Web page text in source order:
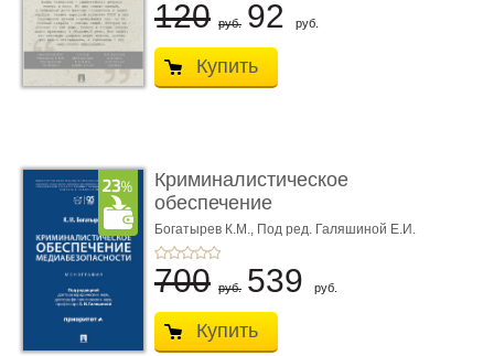
120 руб. 92 руб.
Купить
Криминалистическое
обеспечение
медиабезопас� ...
Богатырев К.М., Под ред. Галяшиной Е.И.
700 руб. 539 руб.
Купить